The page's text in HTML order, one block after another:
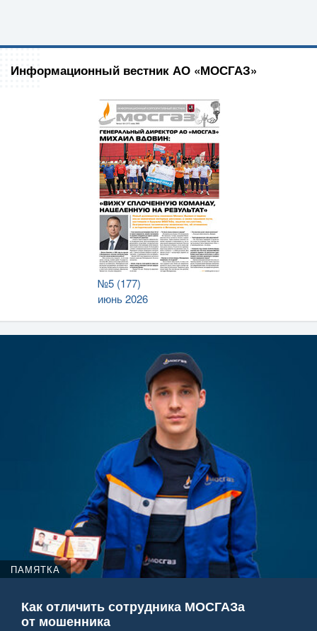
Информационный вестник АО «МОСГАЗ»
№5 (177)
июнь 2026
ПАМЯТКА
Как отличить сотрудника МОСГАЗа
от мошенника